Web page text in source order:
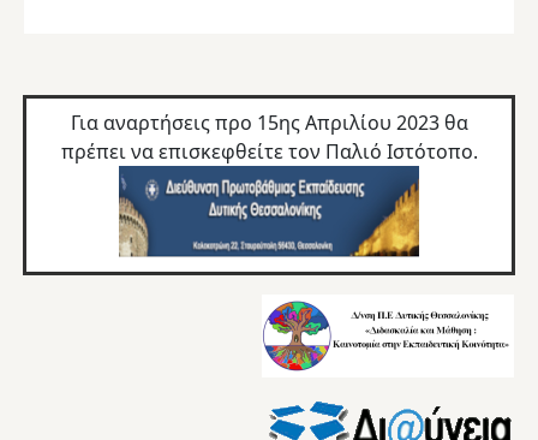
Για αναρτήσεις προ 15ης Απριλίου 2023 θα
πρέπει να επισκεφθείτε τον Παλιό Ιστότοπο.